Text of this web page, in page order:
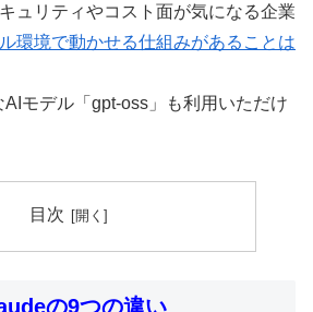
ュリティやコスト面が気になる企業
環境で動かせる仕組みがあることは
モデル「gpt-oss」も利用いただけ
目次
の9つの違い